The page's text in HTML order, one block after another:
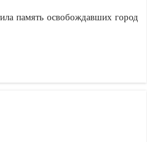
память освобождавших город